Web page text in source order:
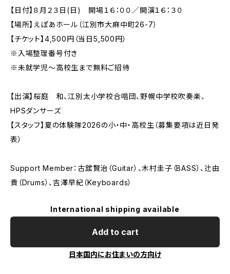
【日付】８月２３日(日) 開場１６：００／開演１６：３０
【場所】えぽあホール（江別市大麻中町26-7）
【チケット】4,500円（当日5,500円）
※入場整理番号付き
※未就学児～高校生まで無料ご招待
【出演】桜庭 和、江別太小学校合唱団、野幌中学校吹奏楽、
HPSダンサーズ
【スタッフ】夏の体験隊2026の小・中・高校生（募集要項は近日発
表）
Support Member：古舘賢治（Guitar）、木村圭子（BASS）、辻由
貴（Drums）、吉澤早紀（Keyboards）
International shipping available
Add to cart
日本国内にお住まいの方向け